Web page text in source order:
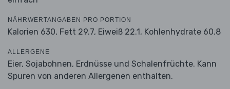
NÄHRWERTANGABEN PRO PORTION
Kalorien 630, Fett 29.7, Eiweiß 22.1, Kohlenhydrate 60.8
ALLERGENE
Eier, Sojabohnen, Erdnüsse und Schalenfrüchte. Kann
Spuren von anderen Allergenen enthalten.